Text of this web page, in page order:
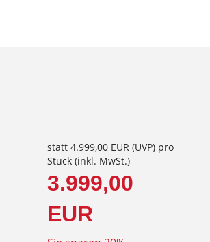
statt 4.999,00 EUR (UVP) pro
Stück (inkl. MwSt.)
3.999,00
EUR